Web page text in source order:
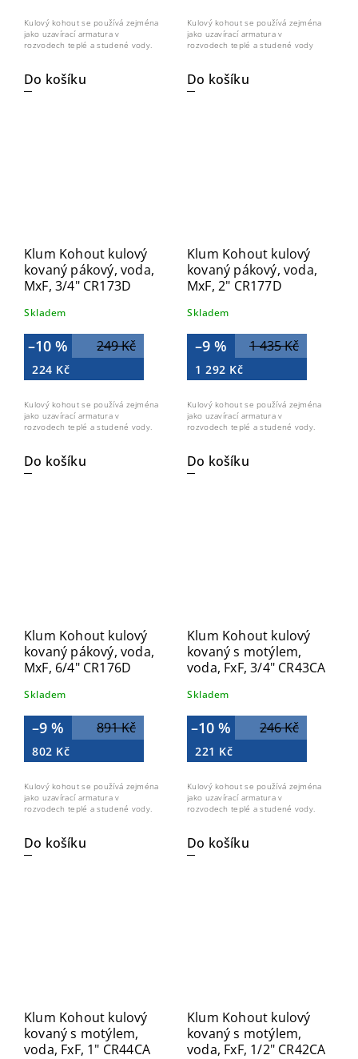
Do košíku
Kulový kohout se používá zejména
jako uzavírací armatura v
rozvodech teplé a studené vody.
Do košíku
Kulový kohout se používá zejména
jako uzavírací armatura v
rozvodech teplé a studené vody
Klum Kohout kulový
kovaný pákový, voda,
MxF, 3/4" CR173D
Skladem
249 Kč
–10 %
224 Kč
Do košíku
Kulový kohout se používá zejména
jako uzavírací armatura v
rozvodech teplé a studené vody.
Klum Kohout kulový
kovaný pákový, voda,
MxF, 2" CR177D
Skladem
1 435 Kč
–9 %
1 292 Kč
Do košíku
Kulový kohout se používá zejména
jako uzavírací armatura v
rozvodech teplé a studené vody.
Klum Kohout kulový
kovaný pákový, voda,
MxF, 6/4" CR176D
Skladem
891 Kč
–9 %
802 Kč
Do košíku
Kulový kohout se používá zejména
jako uzavírací armatura v
rozvodech teplé a studené vody.
Klum Kohout kulový
kovaný s motýlem,
voda, FxF, 3/4" CR43CA
Skladem
246 Kč
–10 %
221 Kč
Do košíku
Kulový kohout se používá zejména
jako uzavírací armatura v
rozvodech teplé a studené vody.
Klum Kohout kulový
kovaný s motýlem,
voda, FxF, 1" CR44CA
Klum Kohout kulový
kovaný s motýlem,
voda, FxF, 1/2" CR42CA